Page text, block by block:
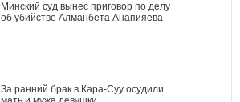
Минский суд вынес приговор по делу
об убийстве Алманбета Анапияева
За ранний брак в Кара-Суу осудили